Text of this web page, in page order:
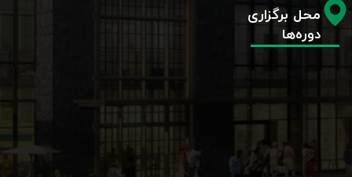
محل برگزاری
دوره‌ها